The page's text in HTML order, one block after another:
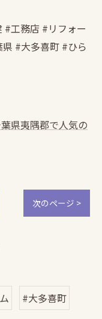
#工務店 #リフォー
#大多喜町 #ひら
県夷隅郡で人気の
次のページ >
#大多喜町